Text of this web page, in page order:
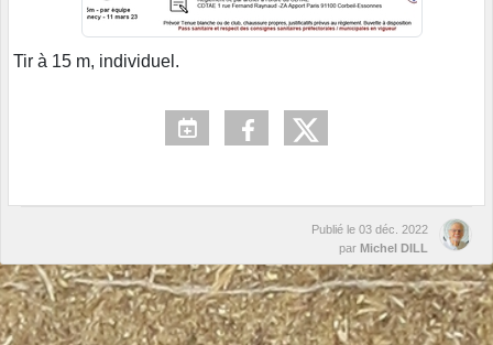
Tir à 15 m, individuel.
Publié le 03 déc. 2022
par Michel DILL